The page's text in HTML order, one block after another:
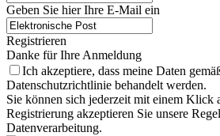
Geben Sie hier Ihre E-Mail ein
Registrieren
Danke für Ihre Anmeldung
Ich akzeptiere, dass meine Daten
Datenschutzrichtlinie behandelt werden.
Sie können sich jederzeit mit einem Klick
Registrierung akzeptieren Sie unsere
Datenverarbeitung.